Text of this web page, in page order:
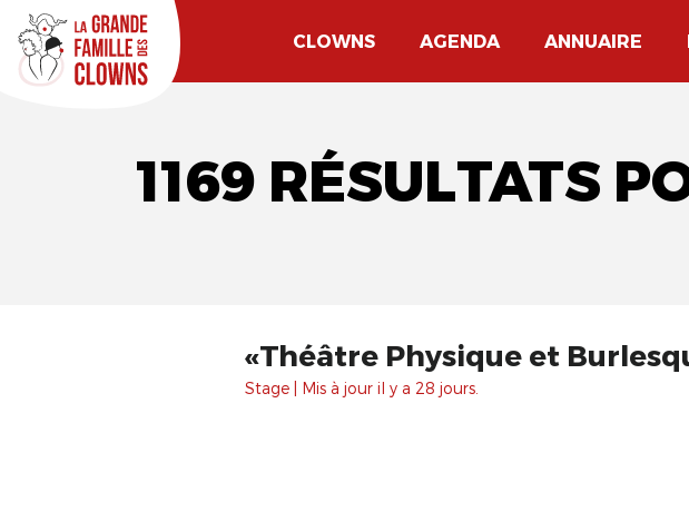
CLOWNS AGENDA ANNUAIRE
1169 RÉSULTATS
«Théâtre Physique et
Stage | Mis à jour il y a 28 jours.